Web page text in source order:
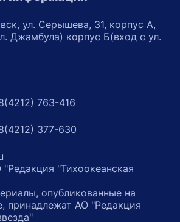
ул. Серышева, 31, корпус А,
Джамбула) корпус Б(вход с ул.
763-416
377-630
"Тихоокеанская
опубликованные на
принадлежат АО "Редакция